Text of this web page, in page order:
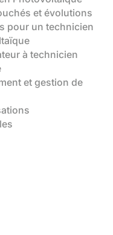
et évolutions
pour un technicien
à technicien
et gestion de